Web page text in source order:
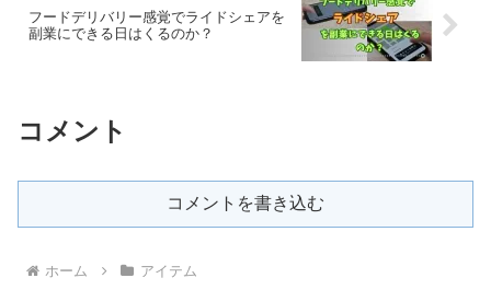
フードデリバリー感覚でライドシェアを
副業にできる日はくるのか？
コメント
コメントを書き込む
ホーム アイテム